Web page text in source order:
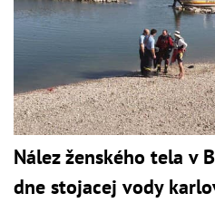
Nález ženského tela v
dne stojacej vody